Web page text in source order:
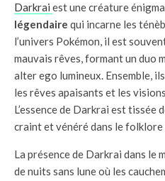
Darkrai est une créature
légendaire qui incarne les
l’univers Pokémon, il est
mauvais rêves, formant un duo
alter ego lumineux. Ensemble,
les rêves apaisants et les
L’essence de Darkrai est tissée
craint et vénéré dans le folklore
La présence de Darkrai dans le
de nuits sans lune où les